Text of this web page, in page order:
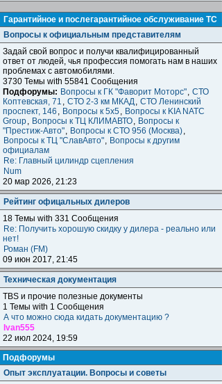
Гарантийное и послегарантийное обслуживание ТС
Вопросы к официальным представителям
Задай свой вопрос и получи квалифицированный
ответ от людей, чья профессия помогать нам в наших
проблемах с автомобилями.
3730 Темы with 55841 Сообщения
Подфорумы: Вопросы к ГК "Фаворит Моторс", СТО
Коптевская, 71 , СТО 2-3 км МКАД, СТО Ленинский
проспект, 146 , Вопросы к 5x5, Вопросы к KIA NATC
Group, Вопросы к ТЦ КЛИМАВТО, Вопросы к
"Престиж-Авто", Вопросы к СТО 956 (Москва),
Вопросы к ТЦ "СлавАвто", Вопросы к другим
официалам
Re: Главный цилиндр сцепления
Num
20 мар 2026, 21:23
Рейтинг офицальных дилеров
18 Темы with 331 Сообщения
Re: Получить хорошую скидку у дилера - реально или
нет!
Роман (FM)
09 июн 2017, 21:45
Техническая документация
TBS и прочие полезные документы
1 Темы with 1 Сообщения
А что можно сюда кидать документацию ?
Ivan555
22 июл 2024, 19:59
Подфорумы
Опыт эксплуатации. Вопросы и советы